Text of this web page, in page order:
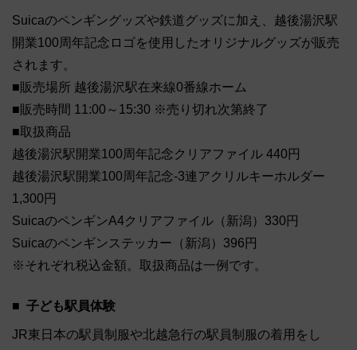
Suicaのペンギングッズや鉄道グッズに加え、越後湯沢駅
開業100周年記念ロゴを使用したオリジナルグッズが販売
されます。
■販売場所 越後湯沢駅在来線0番線ホーム
■販売時間 11:00～15:30 ※売り切れ次第終了
■取扱商品
越後湯沢駅開業100周年記念クリアファイル 440円
越後湯沢駅開業100周年記念‐3連アクリルキーホルダー
1,300円
SuicaのペンギンA4クリアファイル（新潟）330円
Suicaのペンギンステッカー（新潟）396円
※それぞれ税込金額。取扱商品は一例です。
子ども駅員体験
JR東日本の駅員制服や北越急行の駅員制服の着用をし